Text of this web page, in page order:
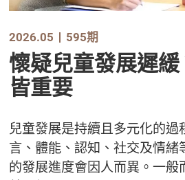
2026.05 595期
懷疑兒童發展遲
皆重要
兒童發展是持續且多元化的過
言、體能、認知、社交及情緒
的發展進度會因人而異。一般